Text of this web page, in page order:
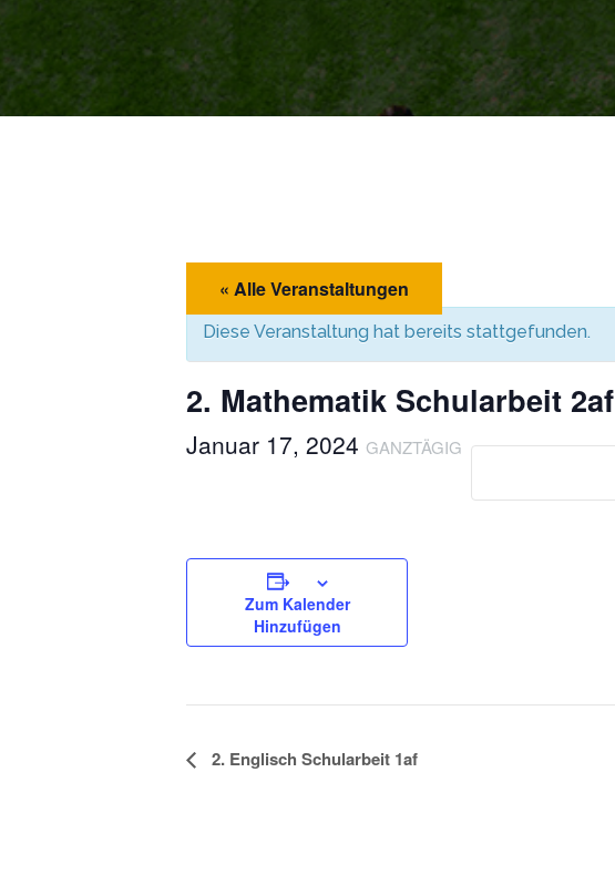
« Alle Veranstaltungen
Diese Veranstaltung hat bereits stattgefunden.
2. Mathematik Schularbeit 2af
Januar 17, 2024 GANZTÄGIG
Zum Kalender
Hinzufügen
Veranstaltung
2. Englisch Schularbeit 1af